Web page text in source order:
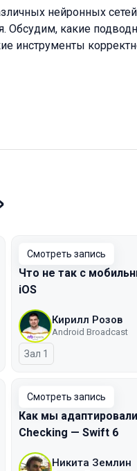
нейронных сетей
Обсудим, какие
инструменты
Смотреть запись
Что не так с
iOS
Кирилл Розов
Android Broadcast
Зал 1
Смотреть запись
Как мы
Checking — Swift 6
Никита Землин